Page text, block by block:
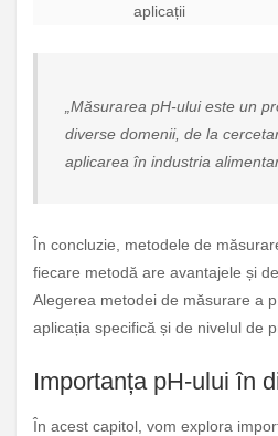
aplicații
„Măsurarea pH-ului este un
diverse domenii, de la
aplicarea în industria
În concluzie, metodele de
fiecare metodă are avantajele și
Alegerea metodei de măsurare a
aplicația specifică și de nivelul de
Importanța pH-ului în
În acest capitol, vom explora